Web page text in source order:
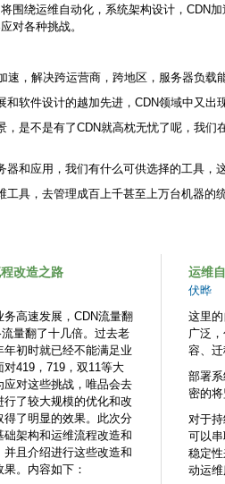
围绕运维自动化，系统架构设计，CDN
对各种挑战。
速，解决跨运营商，跨地区，服务器负
和软件设计的越加先进，CDN领域中又
，是不是有了CDN就高枕无忧了呢，我
器和应用，我们有什么可供选择的工具，
工具，去管理成百上千甚至上万台机器的
改造之路
高速发展，CDN流量翻
量翻了十几倍。过去老
初时就已经不能满足业
419，719，双11等大
对这些挑战，唯品会去
了较大规模的优化和改
了明显的效果。此次分
架构和运维流程改造和
且介绍进行这些改造和
。内容如下：
运维
伏晔
这里
广泛
容、
部署
密的
对于
可以
稳定
动运